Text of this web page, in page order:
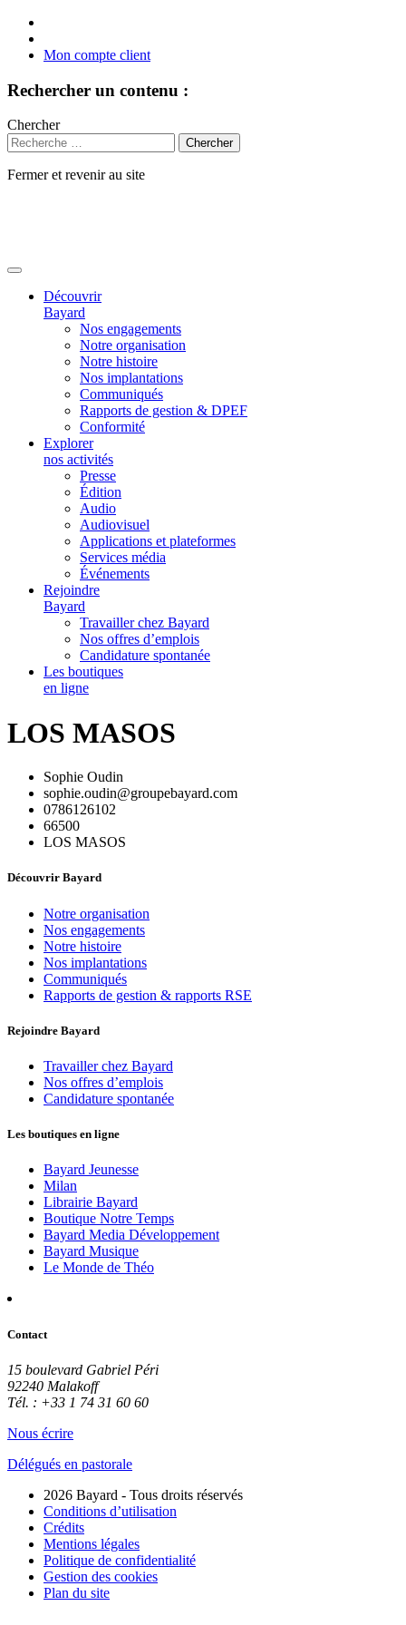
Mon compte client
Rechercher un contenu :
Chercher
Fermer et revenir au site
Découvrir
Bayard
Nos engagements
Notre organisation
Notre histoire
Nos implantations
Communiqués
Rapports de gestion & DPEF
Conformité
Explorer
nos activités
Presse
Édition
Audio
Audiovisuel
Applications et plateformes
Services média
Événements
Rejoindre
Bayard
Travailler chez Bayard
Nos offres d’emplois
Candidature spontanée
Les boutiques
en ligne
LOS MASOS
Sophie Oudin
sophie.oudin@groupebayard.com
0786126102
66500
LOS MASOS
Découvrir Bayard
Notre organisation
Nos engagements
Notre histoire
Nos implantations
Communiqués
Rapports de gestion & rapports RSE
Rejoindre Bayard
Travailler chez Bayard
Nos offres d’emplois
Candidature spontanée
Les boutiques en ligne
Bayard Jeunesse
Milan
Librairie Bayard
Boutique Notre Temps
Bayard Media Développement
Bayard Musique
Le Monde de Théo
Contact
15 boulevard Gabriel Péri
92240 Malakoff
Tél. : +33 1 74 31 60 60
Nous écrire
Délégués en pastorale
2026 Bayard - Tous droits réservés
Conditions d’utilisation
Crédits
Mentions légales
Politique de confidentialité
Gestion des cookies
Plan du site